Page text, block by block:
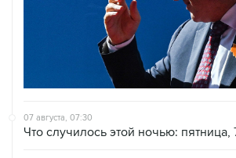
07 августа, 07:30
Что случилось этой ночью: пятница,